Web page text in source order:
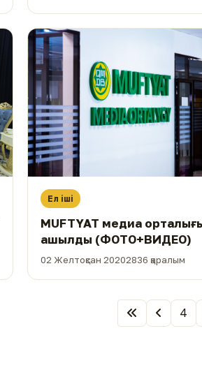
Ел іші
MUFTYAT медиа
ашылды (ФОТО+ВИДЕО)
02 Желтоқсан 20202836 қаралым
4